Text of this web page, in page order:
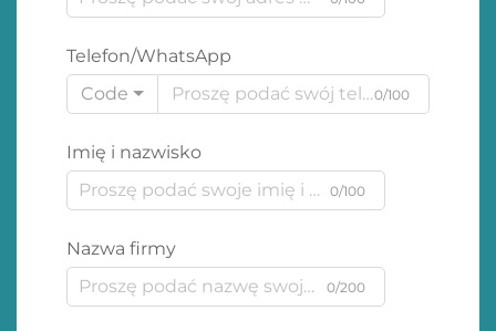
Telefon/WhatsApp
Code
0/100
Imię i nazwisko
0/100
Nazwa firmy
0/200